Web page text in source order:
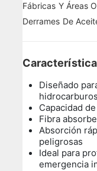
Fábricas Y Áreas
Derrames De
Diseñado
hidrocarburos
Capacidad
Fibra
Absorción
peligrosas
Ideal para
emergencia